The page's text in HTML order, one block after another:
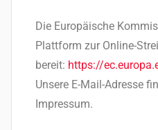
Die Europäische
Plattform zur Online-
bereit: https://
Unsere E-Mail-Adresse
Impressum.